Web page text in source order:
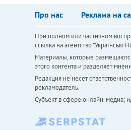
Про нас Реклама на
При полном или частичном
ссылка на агентство "Українськi
Материалы, которые
этого контента и разделяет
Редакция не несет
рекламодатель.
Субъект в сфере онлайн-медиа;